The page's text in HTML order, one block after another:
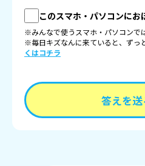
このスマホ・パソコンにお
※みんなで使うスマホ・パソコンで
※毎日キズなんに来ていると、ずっ
くはコチラ
答えを送